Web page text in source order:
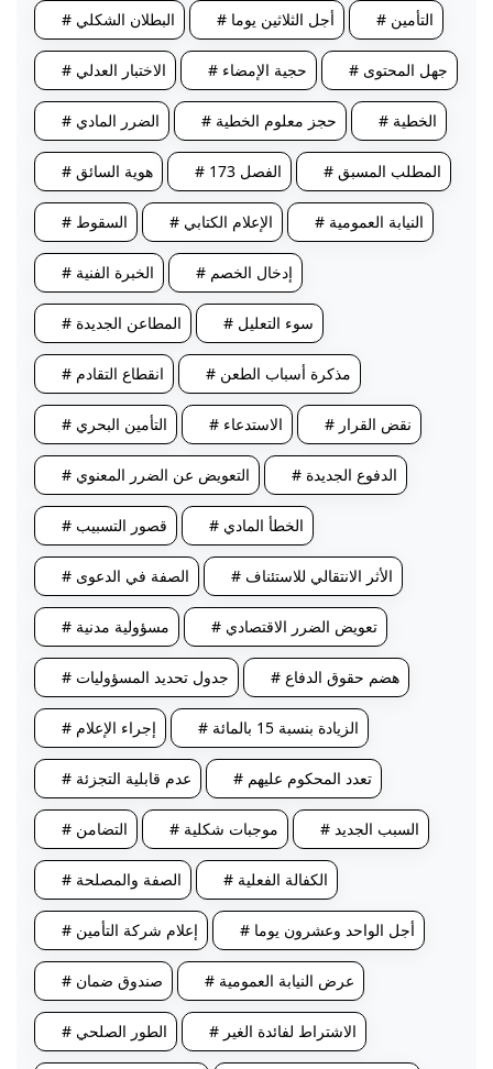
# البطلان الشكلي # أجل الثلاثين يوما # التأمين
# الاختبار العدلي # حجية الإمضاء # جهل المحتوى
# الضرر المادي # حجز معلوم الخطية # الخطية
# هوية السائق # الفصل 173 # المطلب المسبق
# السقوط # الإعلام الكتابي # النيابة العمومية
# الخبرة الفنية # إدخال الخصم
# المطاعن الجديدة # سوء التعليل
# انقطاع التقادم # مذكرة أسباب الطعن
# التأمين البحري # الاستدعاء # نقض القرار
# التعويض عن الضرر المعنوي # الدفوع الجديدة
# قصور التسبيب # الخطأ المادي
# الصفة في الدعوى # الأثر الانتقالي للاستئناف
# مسؤولية مدنية # تعويض الضرر الاقتصادي
# جدول تحديد المسؤوليات # هضم حقوق الدفاع
# إجراء الإعلام # الزيادة بنسبة 15 بالمائة
# عدم قابلية التجزئة # تعدد المحكوم عليهم
# التضامن # موجبات شكلية # السبب الجديد
# الصفة والمصلحة # الكفالة الفعلية
# إعلام شركة التأمين # أجل الواحد وعشرون يوما
# صندوق ضمان # عرض النيابة العمومية
# الطور الصلحي # الاشتراط لفائدة الغير